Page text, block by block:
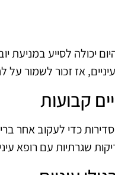
יכולה לסייע במניעת
אז זכור לשמור על
קבועות
סדירות כדי לעקוב אחר
שגרתיות עם רופא